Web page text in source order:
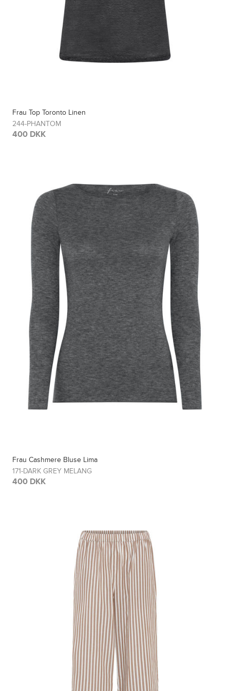
Frau Top Toronto Linen
244-PHANTOM
400 DKK
Frau Cashmere Bluse Lima
171-DARK GREY MELANG
400 DKK